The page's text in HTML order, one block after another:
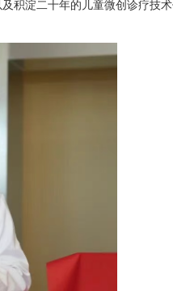
积淀二十年的儿童微创诊疗技